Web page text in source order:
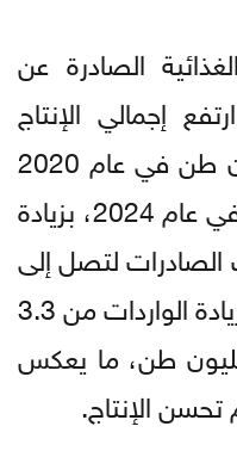
الصادرة عن
إجمالي الإنتاج
الغذائي من نحو 3.6 مليون طن في عام 2020
إلى حوالي 4.0 مليون طن في عام 2024، بزيادة
الصادرات لتصل إلى
نحو 900 ألف طن، مقابل زيادة الواردات من 3.3
طن إلى نحو 3.4 مليون طن، ما يعكس
تحسن الإنتاج.